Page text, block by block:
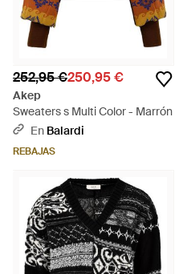
252,95 €250,95 €
Akep
Sweaters s Multi Color - Marrón
En Balardi
REBAJAS